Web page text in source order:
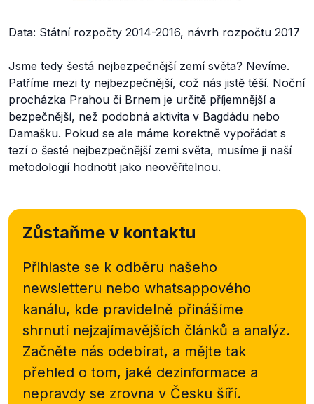
Data: Státní rozpočty 2014-2016, návrh rozpočtu 2017
Jsme tedy šestá nejbezpečnější zemí světa? Nevíme.
Patříme mezi ty nejbezpečnější, což nás jistě těší. Noční
procházka Prahou či Brnem je určitě příjemnější a
bezpečnější, než podobná aktivita v Bagdádu nebo
Damašku. Pokud se ale máme korektně vypořádat s
tezí o šesté nejbezpečnější zemi světa, musíme ji naší
metodologií hodnotit jako neověřitelnou.
Zůstaňme v kontaktu
Přihlaste se k odběru našeho
newsletteru nebo whatsappového
kanálu, kde pravidelně přinášíme
shrnutí nejzajímavějších článků a analýz.
Začněte nás odebírat, a mějte tak
přehled o tom, jaké dezinformace a
nepravdy se zrovna v Česku šíří.